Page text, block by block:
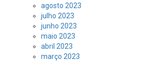
agosto 2023
julho 2023
junho 2023
maio 2023
abril 2023
março 2023